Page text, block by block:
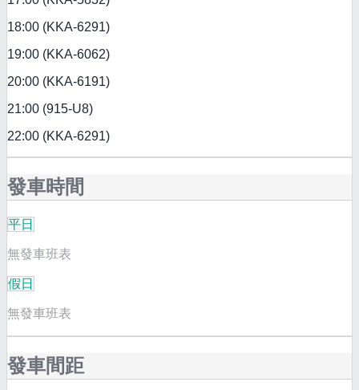
18:00 (KKA-6291)
19:00 (KKA-6062)
20:00 (KKA-6191)
21:00 (915-U8)
22:00 (KKA-6291)
發車時間
平日
無發車班表
假日
無發車班表
發車間距